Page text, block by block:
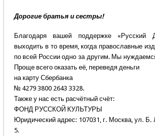
Дорогие братья и сестры!
Благодаря вашей поддержке «Русский
выходить в то время, когда православные
по всей России одно за другим. Мы
Проще всего оказать её, переведя деньги
на карту Сбербанка
№ 4279 3800 2643 3328.
Также у нас есть расчётный счёт:
ФОНД РУССКОЙ КУЛЬТУРЫ
Юридический адрес: 107031, г. Москва, ул. Б.
5.